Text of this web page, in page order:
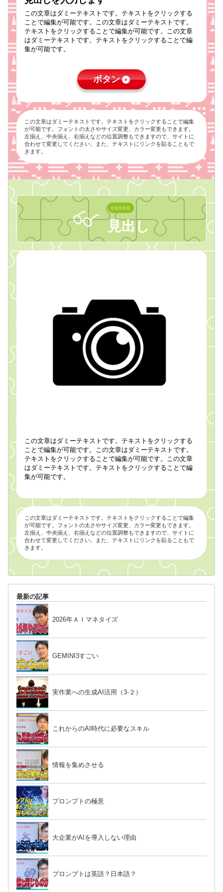
この文章はダミーテキストです。テキストをクリックする
ことで編集が可能です。この文章はダミーテキストです。
テキストをクリックすることで編集が可能です。この文章
はダミーテキストです。テキストをクリックすることで編
集が可能です。
ボタン
この文章はダミーテキストです。テキストをクリックすることで編集
が可能です。フォントの太さやサイズ変更、カラー変更もできます。
左揃え、中央揃え、右揃えなどの位置調整もできますので、サイトに
合わせて変更してください。また、テキストにリンクを貼ることもで
きます。
○○○○○
見出し
この文章はダミーテキストです。テキストをクリックする
ことで編集が可能です。この文章はダミーテキストです。
テキストをクリックすることで編集が可能です。この文章
はダミーテキストです。テキストをクリックすることで編
集が可能です。
この文章はダミーテキストです。テキストをクリックすることで編集
が可能です。フォントの太さやサイズ変更、カラー変更もできます。
左揃え、中央揃え、右揃えなどの位置調整もできますので、サイトに
合わせて変更してください。また、テキストにリンクを貼ることもで
きます。
最新の記事
2026年ＡＩマネタイズ
GEMINI3すごい
実作業への生成AI活用（3-２）
これからのAI時代に必要なスキル
情報を集めさせる
プロンプトの極意
大企業がAIを導入しない理由
プロンプトは英語？日本語？